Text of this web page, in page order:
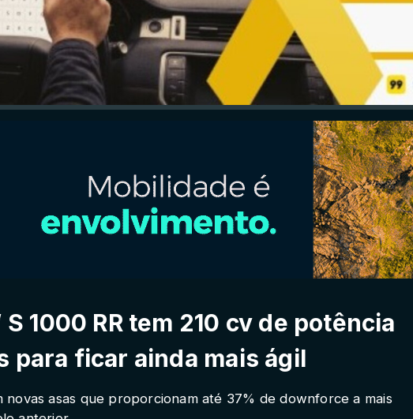
1000 RR tem 210 cv de potência
para ficar ainda mais ágil
novas asas que proporcionam até 37% de downforce a mais